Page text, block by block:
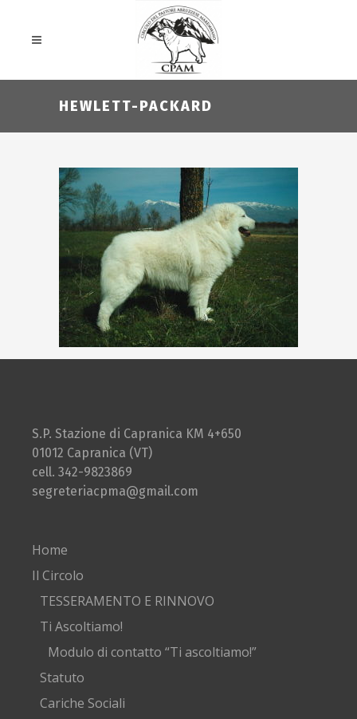
HEWLETT-PACKARD
S.P. Stazione di Capranica KM 4+650
01012 Capranica (VT)
cell. 342-9823869
segreteriacpma@gmail.com
Home
Il Circolo
TESSERAMENTO E RINNOVO
Ti Ascoltiamo!
Modulo di contatto “Ti ascoltiamo!”
Statuto
Cariche Sociali